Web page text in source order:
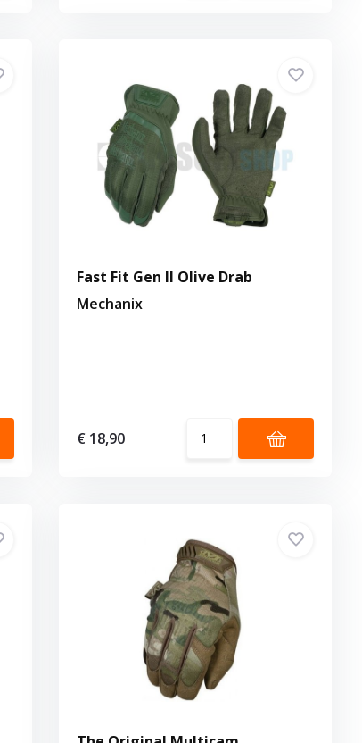
Fast Fit Gen II Olive Drab
Mechanix
€ 18,90